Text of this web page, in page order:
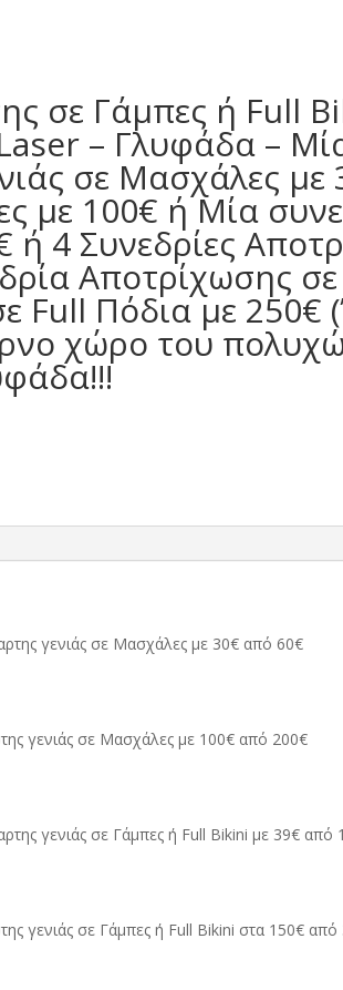
σε Γάμπες ή Full
– Γλυφάδα –
σε Μασχάλες με
με 100€ ή Μία
4 Συνεδρίες
Αποτρίχωσης
Full Πόδια με 250€
χώρο του
γενιάς σε Μασχάλες με 30€ από 60€
γενιάς σε Μασχάλες με 100€ από 200€
γενιάς σε Γάμπες ή Full Bikini με 39€ από
γενιάς σε Γάμπες ή Full Bikini στα 150€ από